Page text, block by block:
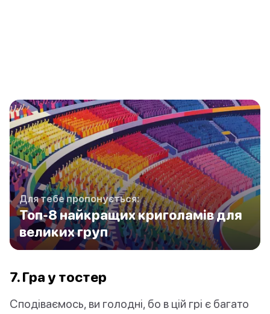
Для тебе пропонується:
Топ-8 найкращих криголамів для
великих груп
7. Гра у тостер
Сподіваємось, ви голодні, бо в цій грі є багато